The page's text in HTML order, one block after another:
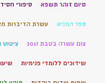
סיום זוהר תשפא סיפורי
ספר התניא עשרת הדיברות
צום עשרה בטבת 2017
שידוכים ללומדי פנימיות